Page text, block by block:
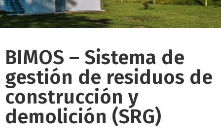
BIMOS – Sistema de
gestión de residuos de
construcción y
demolición (SRG)